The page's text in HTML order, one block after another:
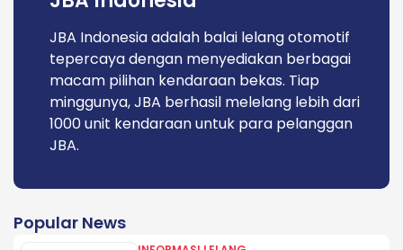
JBA Indonesia adalah balai lelang otomotif
tepercaya dengan menyediakan berbagai
macam pilihan kendaraan bekas. Tiap
minggunya, JBA berhasil melelang lebih dari
1000 unit kendaraan untuk para pelanggan
JBA.
Popular News